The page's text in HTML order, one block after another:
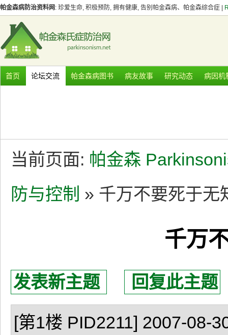
帕金森病防治资料网 : 珍爱生命, 积极预防, 拥有健康, 告别帕金森病、帕金森综合症 |
首页 论坛交流 帕金森病图书 病友故事 研究动态 病因机
当前页面: 帕金森
防与控制 » 千万不要死于无
千万
发表新主题 回复此主题
[第1楼 PID2211] 2007-08-